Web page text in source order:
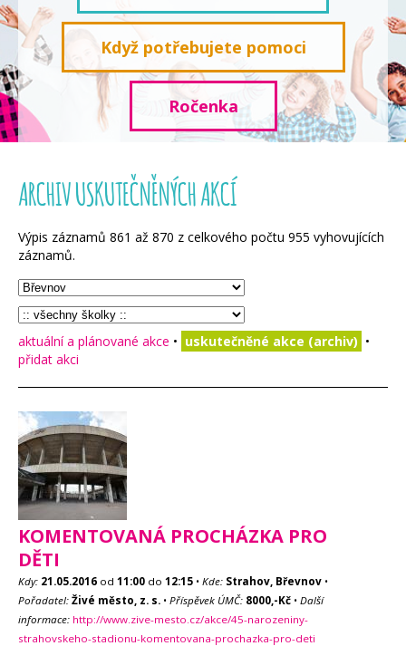
Když potřebujete pomoci
Ročenka
ARCHIV USKUTEČNĚNÝCH AKCÍ
Výpis záznamů 861 až 870 z celkového počtu 955 vyhovujících
záznamů.
aktuální a plánované akce • uskutečněné akce (archiv) •
přidat akci
KOMENTOVANÁ PROCHÁZKA PRO
DĚTI
Kdy: 21.05.2016 od 11:00 do 12:15 • Kde: Strahov, Břevnov •
Pořadatel: Živé město, z. s. • Příspěvek ÚMČ: 8000,-Kč • Další
informace: http://www.zive-mesto.cz/akce/45-narozeniny-
strahovskeho-stadionu-komentovana-prochazka-pro-deti